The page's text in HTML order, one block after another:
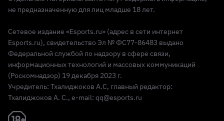
Реклама 18+
не предназначенную для лиц младше 18 лет.
Сетевое издание «Esports.ru» (адрес в сети интернет
Esports.ru), свидетельство Эл № ФС77-86483 выдано
Федеральной службой по надзору в сфере связи,
информационных технологий и массовых коммуникаций
(Роскомнадзор) 19 декабря 2023 г.
Учредитель: Тхалиджоков А.С, главный редактор:
Тхалиджоков А. С., e-mail: qq@esports.ru